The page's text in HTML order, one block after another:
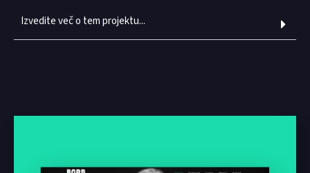
Izvedite več o tem projektu...